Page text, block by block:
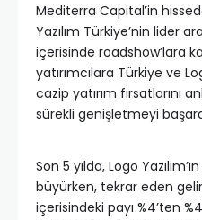
Mediterra Capital’in
Yazılım Türkiye’nin lider
içerisinde roadshow’lara
yatırımcılara Türkiye ve
cazip yatırım fırsatlarını
sürekli genişletmeyi
Son 5 yılda, Logo
büyürken, tekrar eden
içerisindeki payı %4’ten